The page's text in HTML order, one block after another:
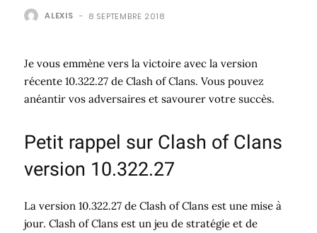
ALEXIS - 8 SEPTEMBRE 2018
Je vous emmène vers la victoire avec la version
récente 10.322.27 de Clash of Clans. Vous pouvez
anéantir vos adversaires et savourer votre succès.
Petit rappel sur Clash of Clans
version 10.322.27
La version 10.322.27 de Clash of Clans est une mise à
jour. Clash of Clans est un jeu de stratégie et de